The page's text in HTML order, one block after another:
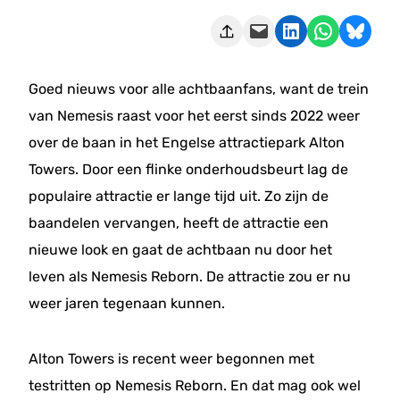
Deze pagina e-mailen Delen op LinkedIn Delen via WhatsApp Share on Bluesky
Goed nieuws voor alle achtbaanfans, want de trein
van Nemesis raast voor het eerst sinds 2022 weer
over de baan in het Engelse attractiepark Alton
Towers. Door een flinke onderhoudsbeurt lag de
populaire attractie er lange tijd uit. Zo zijn de
baandelen vervangen, heeft de attractie een
nieuwe look en gaat de achtbaan nu door het
leven als Nemesis Reborn. De attractie zou er nu
weer jaren tegenaan kunnen.
Alton Towers is recent weer begonnen met
testritten op Nemesis Reborn. En dat mag ook wel